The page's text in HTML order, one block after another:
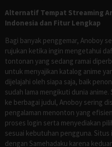
Alternatif Tempat Streaming
Indonesia dan Fitur Lengkap
Bagi banyak penggemar, Anoboy
rujukan ketika ingin mengetahui
tontonan yang sedang ramai
untuk menyajikan katalog anime
dijelajahi oleh siapa saja, baik
sudah lama mengikuti dunia
ke berbagai judul, Anoboy sering
pengalaman menonton yang
proses login serta menyediakan
sesuai kebutuhan pengguna. Situs
dengan Samehadaku karena